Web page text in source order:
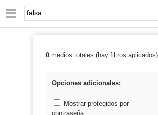
Palabra o frase:
Resultados de: falsa
0medios totales (hay filtros aplicados)
Opciones adicionales:
Mostrar protegidos por
contraseña